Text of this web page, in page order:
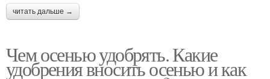
читать дальше →
Чем осенью удобрять. Какие
удобрения вносить осенью и как